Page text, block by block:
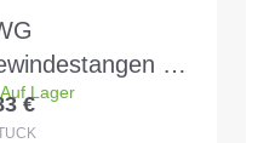
vz
M6 - 1 Stück
Auf Lager
Preis:
€